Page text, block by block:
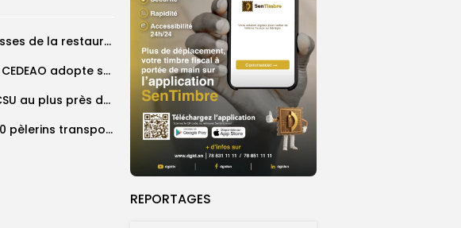
REPORTAGES
Magal Touba : dans les coulisses de la restauration de la presse...
Politique de la jeunesse : la CEDEAO adopte son plan d’actions stratégiques...
Grand Magal de Touba : La CSU au plus près des pèlerins
Magal 2026 : près de 20 000 pèlerins transportés vers Touba en...